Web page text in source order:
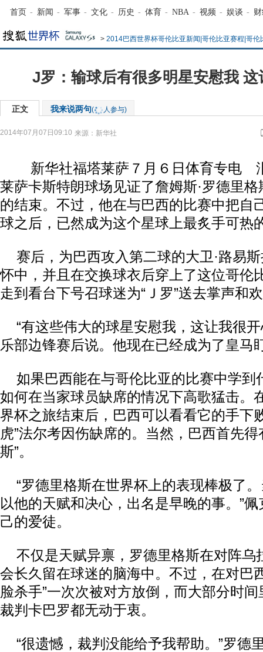
首页 - 新闻 - 军事 - 文化 - 历史 - 体育 - NBA - 视频 - 娱谈 -
> 2014巴西世界杯哥伦比亚新闻|哥伦比亚赛程|哥伦
J罗：输球后有很多明星安慰我
正文 我来说两句( 人参与)
2014年07月07日09:10 来源： 新华社
新华社福塔莱萨７月６日体育专电
莱萨卡斯特朗球场见证了詹姆斯·罗德里
的结束。不过，他在与巴西的比赛中把自
球之后，已然成为这个星球上最炙手可热
赛后，为巴西攻入第二球的大卫·路易
怀中，并且在交换球衣后穿上了这位哥伦
走到看台下号召球迷为“Ｊ罗”送去掌声和
“有这些伟大的球星安慰我，这让我很开
乐部边锋赛后说。他现在已经成为了皇马
如果巴西能在与哥伦比亚的比赛中学到
如何在当家球员缺席的情况下高歌猛击。
界杯之旅结束后，巴西可以看看它的手下
虎”法尔考因伤缺席的。当然，巴西首先
斯”。
“罗德里格斯在世界杯上的表现棒极了
以他的天赋和决心，出名是早晚的事。”
己的爱徒。
不仅是天赋异禀，罗德里格斯在对阵乌
会长久留在球迷的脑海中。不过，在对巴
脸杀手”一次次被对方放倒，而大部分时
裁判卡巴罗都无动于衷。
“很遗憾，裁判没能给予我帮助。”罗德